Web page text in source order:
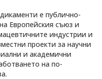
е публично-
Европейския съюз и
индустрии и
проекти за научни
и академични
на по-